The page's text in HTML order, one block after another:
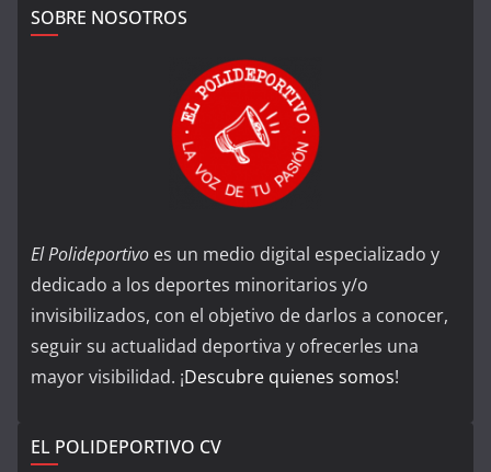
SOBRE NOSOTROS
El Polideportivo es un medio digital especializado y
dedicado a los deportes minoritarios y/o
invisibilizados, con el objetivo de darlos a conocer,
seguir su actualidad deportiva y ofrecerles una
mayor visibilidad. ¡Descubre quienes somos!
EL POLIDEPORTIVO CV